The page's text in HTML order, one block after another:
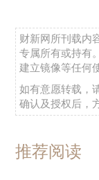
财新网所刊载内
专属所有或持有
建立镜像等任何
如有意愿转载，
确认及授权后，
推荐阅读